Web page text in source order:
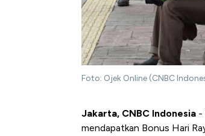
Foto: Ojek Online (CNBC
Jakarta, CNBC Indonesia -
mendapatkan Bonus Hari